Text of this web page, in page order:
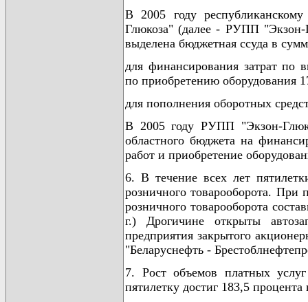
В 2005 году
Глюкоза" (далее - РУПП "Экзон-
выделена бюджетная ссуда в
для финансирования затрат по
по приобретению оборудования
для пополнения оборотных
В 2005 году РУПП "Экзон-
областного бюджета на
работ и приобретение
6. В течение всех лет
розничного товарооборота. При
розничного товарооборота
г.) Дрогичине открыты
предприятия закрытого
"Беларуснефть -
7. Рост объемов платных
пятилетку достиг 183,5